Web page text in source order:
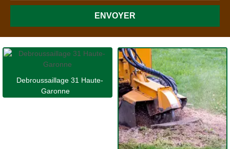
Debroussaillage 31 Haute-
Garonne